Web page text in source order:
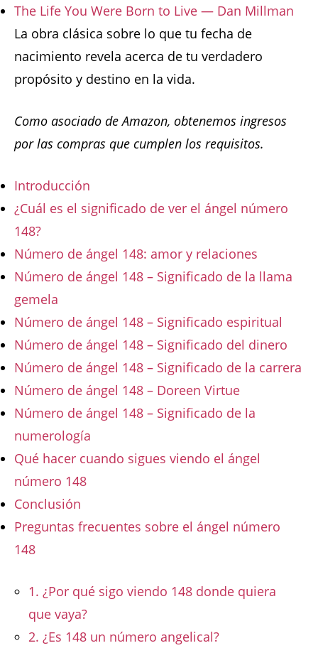
The Life You Were Born to Live — Dan Millman
La obra clásica sobre lo que tu fecha de
nacimiento revela acerca de tu verdadero
propósito y destino en la vida.
Como asociado de Amazon, obtenemos ingresos
por las compras que cumplen los requisitos.
Introducción
¿Cuál es el significado de ver el ángel número
148?
Número de ángel 148: amor y relaciones
Número de ángel 148 – Significado de la llama
gemela
Número de ángel 148 – Significado espiritual
Número de ángel 148 – Significado del dinero
Número de ángel 148 – Significado de la carrera
Número de ángel 148 – Doreen Virtue
Número de ángel 148 – Significado de la
numerología
Qué hacer cuando sigues viendo el ángel
número 148
Conclusión
Preguntas frecuentes sobre el ángel número
148
1. ¿Por qué sigo viendo 148 donde quiera
que vaya?
2. ¿Es 148 un número angelical?